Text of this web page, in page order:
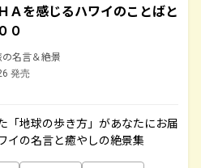
Ａを感じるハワイのことばと
０
の名言＆絶景
発売
「地球の歩き方」があなたにお届
イの名言と癒やしの絶景集